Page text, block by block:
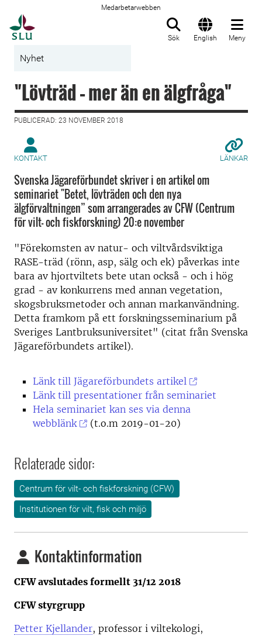
Medarbetarwebben
Sök English Meny
Nyhet
"Lövträd – mer än en älgfråga"
PUBLICERAD: 23 NOVEMBER 2018
KONTAKT LÄNKAR
Svenska Jägareförbundet skriver i en artikel om
seminariet "Betet, lövträden och den nya
älgförvaltningen” som arrangerades av CFW (Centrum
för vilt- och fiskforskning) 20:e november
"Förekomsten av natur- och viltvårdsviktiga
RASE-träd (rönn, asp, sälg och ek) påverkas inte
bara av hjortviltets bete utan också - och i hög
grad - av konkurrens med annan vegetation,
skogsbruksmetoder och annan markanvändning.
Detta framkom på ett forskningsseminarium på
Sveriges Lantbruksuniversitet" (citat från Svenska
Jägareförbundets artikel).
Länk till Jägareförbundets artikel
Länk till presentationer från seminariet
Hela seminariet kan ses via denna
webblänk
(t.o.m 2019-01-20)
Relaterade sidor:
Centrum för vilt- och fiskforskning (CFW)
Institutionen för vilt, fisk och miljö
Kontaktinformation
CFW avslutades formellt 31/12 2018
CFW styrgrupp
Petter Kjellander, professor i viltekologi,